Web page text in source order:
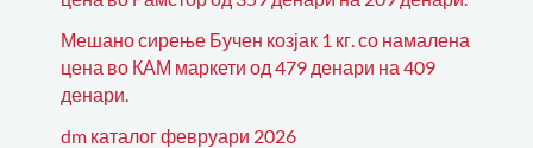
Мешано сирење Бучен козјак 1 кг. со намалена
цена во КАМ маркети од 479 денари на 409
денари.
dm каталог февруари 2026